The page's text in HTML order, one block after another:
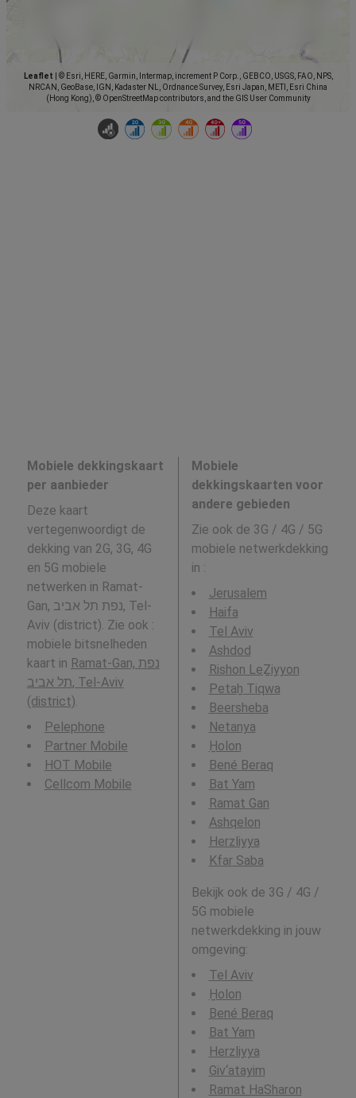
Leaflet
© Esri, HERE, Garmin, Intermap, increment P Corp., GEBCO, USGS, FAO, NPS,
NRCAN, GeoBase, IGN, Kadaster NL, Ordnance Survey, Esri Japan, METI, Esri China
(Hong Kong), © OpenStreetMap contributors, and the GIS User Community
Mobiele dekkingskaart
per aanbieder
Deze kaart
vertegenwoordigt de
dekking van 2G, 3G, 4G
en 5G mobiele
netwerken in Ramat-
Gan, נפת תל אביב, Tel-
Aviv (district). Zie ook :
mobiele bitsnelheden
kaart in Ramat-Gan, נפת
תל אביב, Tel-Aviv
(district)
Pelephone
Partner Mobile
HOT Mobile
Cellcom Mobile
Mobiele
dekkingskaarten voor
andere gebieden
Zie ook de 3G / 4G / 5G
mobiele netwerkdekking
in :
Jerusalem
Haifa
Tel Aviv
Ashdod
Rishon LeẔiyyon
Petaẖ Tiqwa
Beersheba
Netanya
H̱olon
Bené Beraq
Bat Yam
Ramat Gan
Ashqelon
Herzliyya
Kfar Saba
Bekijk ook de 3G / 4G /
5G mobiele
netwerkdekking in jouw
omgeving:
Tel Aviv
H̱olon
Bené Beraq
Bat Yam
Herzliyya
Giv‘atayim
Ramat HaSharon